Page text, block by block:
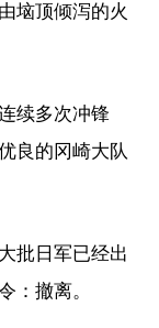
垴顶倾泻的火
续多次冲锋
良的冈崎大队
批日军已经出
：撤离。